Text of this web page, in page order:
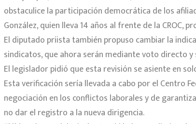
obstaculice la participación democrática de los
González, quien lleva 14 años al frente de la
El diputado priista también propuso cambiar la
sindicatos, que ahora serán mediante voto directo
El legislador pidió que esta revisión se asiente en
Esta verificación sería llevada a cabo por el Centro
negociación en los conflictos laborales y de
no dar el registro a la nueva dirigencia.